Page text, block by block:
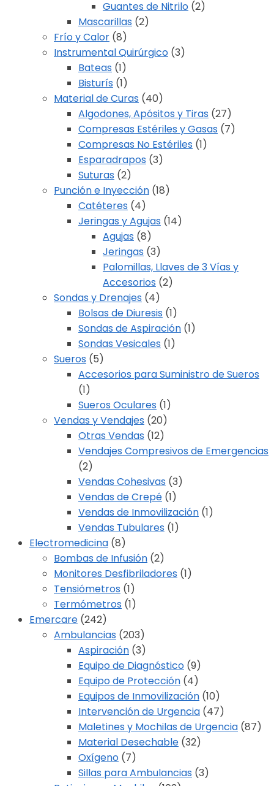
Guantes de Nitrilo (2)
Mascarillas (2)
Frío y Calor (8)
Instrumental Quirúrgico (3)
Bateas (1)
Bisturís (1)
Material de Curas (40)
Algodones, Apósitos y Tiras (27)
Compresas Estériles y Gasas (7)
Compresas No Estériles (1)
Esparadrapos (3)
Suturas (2)
Punción e Inyección (18)
Catéteres (4)
Jeringas y Agujas (14)
Agujas (8)
Jeringas (3)
Palomillas, Llaves de 3 Vías y
Accesorios (2)
Sondas y Drenajes (4)
Bolsas de Diuresis (1)
Sondas de Aspiración (1)
Sondas Vesicales (1)
Sueros (5)
Accesorios para Suministro de Sueros
(1)
Sueros Oculares (1)
Vendas y Vendajes (20)
Otras Vendas (12)
Vendajes Compresivos de Emergencias
(2)
Vendas Cohesivas (3)
Vendas de Crepé (1)
Vendas de Inmovilización (1)
Vendas Tubulares (1)
Electromedicina (8)
Bombas de Infusión (2)
Monitores Desfibriladores (1)
Tensiómetros (1)
Termómetros (1)
Emercare (242)
Ambulancias (203)
Aspiración (3)
Equipo de Diagnóstico (9)
Equipo de Protección (4)
Equipos de Inmovilización (10)
Intervención de Urgencia (47)
Maletines y Mochilas de Urgencia (87)
Material Desechable (32)
Oxígeno (7)
Sillas para Ambulancias (3)